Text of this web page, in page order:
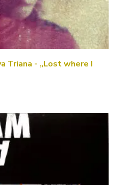
Triana - „Lost where I